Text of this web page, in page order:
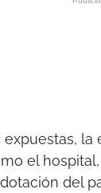
el
del